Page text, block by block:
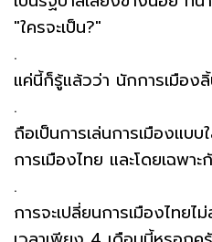
"ใครจะเป็น?"
.
แค่นี้ก็รู้แล้วว่า นักการเมือง
.
ถือเป็นการเล่นการเมืองแบบ
การเมืองไทย และโดยเฉพา
.
การจะเปลี่ยนการเมืองไทยไ